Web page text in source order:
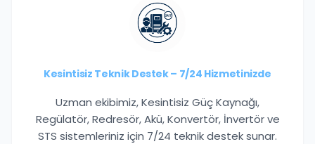
Kesintisiz Teknik Destek – 7/24 Hizmetinizde
Uzman ekibimiz, Kesintisiz Güç Kaynağı,
Regülatör, Redresör, Akü, Konvertör, İnvertör ve
STS sistemleriniz için 7/24 teknik destek sunar.